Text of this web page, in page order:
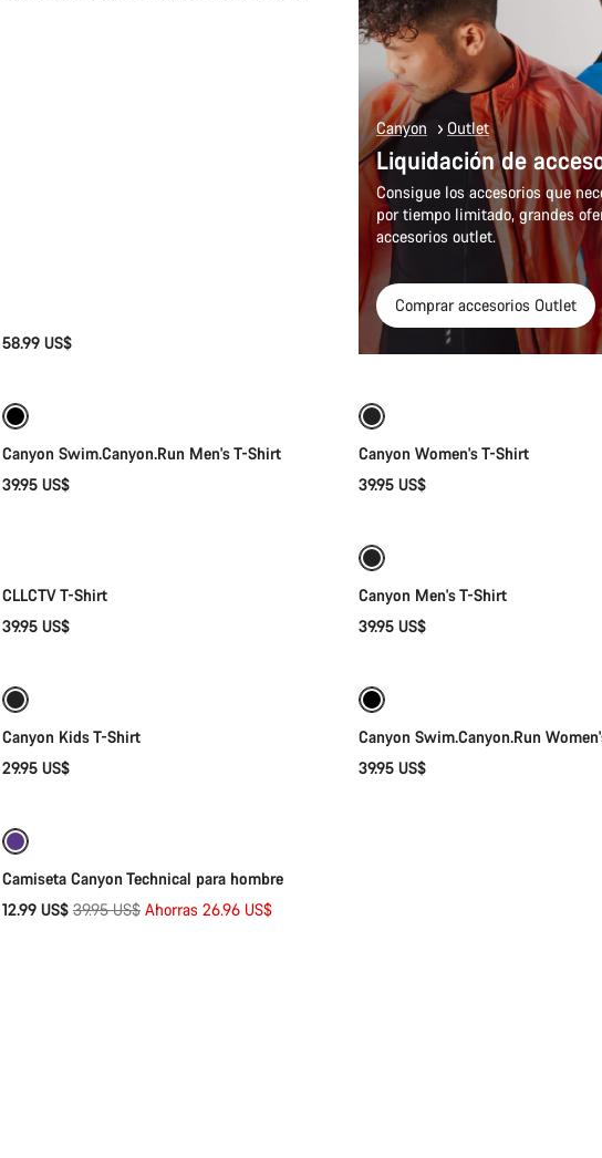
58.99 US$
Canyon Outlet
Liquidación de
Consigue los accesorios que
por tiempo limitado, grandes
accesorios outlet.
Comprar accesorios Outlet
Canyon Swim.Canyon.Run Men's T-Shirt
39.95 US$
Selección rápida
Canyon Women's T-Shirt
39.95 US$
CLLCTV T-Shirt
39.95 US$
Canyon Men's T-Shirt
39.95 US$
Canyon Kids T-Shirt
29.95 US$
Canyon Swim.Canyon.Run
39.95 US$
Camiseta Canyon Technical para hombre
12.99 US$ Precio
39.95 US$ Ahorras 26.96 US$